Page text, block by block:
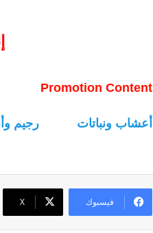
Promotion Content
أعشاب ونباتات رجيم
فيسبوك ‫X